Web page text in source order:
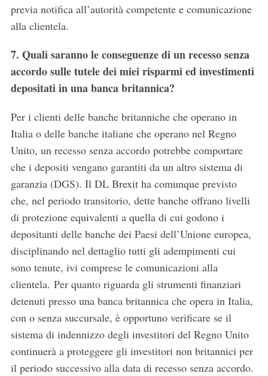
previa notifica all’autorità competente e comunicazione
alla clientela.
7. Quali saranno le conseguenze di un recesso senza
accordo sulle tutele dei miei risparmi ed investimenti
depositati in una banca britannica?
Per i clienti delle banche britanniche che operano in
Italia o delle banche italiane che operano nel Regno
Unito, un recesso senza accordo potrebbe comportare
che i depositi vengano garantiti da un altro sistema di
garanzia (DGS). Il DL Brexit ha comunque previsto
che, nel periodo transitorio, dette banche offrano livelli
di protezione equivalenti a quella di cui godono i
depositanti delle banche dei Paesi dell’Unione europea,
disciplinando nel dettaglio tutti gli adempimenti cui
sono tenute, ivi comprese le comunicazioni alla
clientela. Per quanto riguarda gli strumenti finanziari
detenuti presso una banca britannica che opera in Italia,
con o senza succursale, è opportuno verificare se il
sistema di indennizzo degli investitori del Regno Unito
continuerà a proteggere gli investitori non britannici per
il periodo successivo alla data di recesso senza accordo.